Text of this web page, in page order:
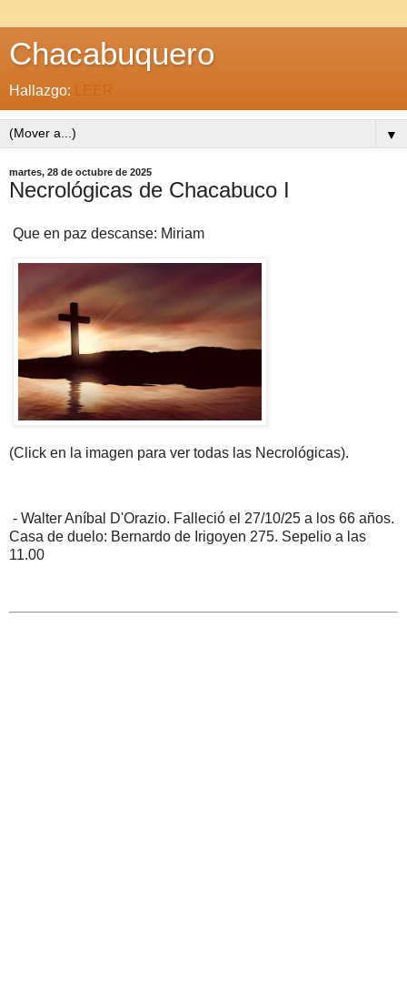
Chacabuquero
Hallazgo: LEER
▼
martes, 28 de octubre de 2025
Necrológicas de Chacabuco I
Que en paz descanse: Miriam
(Click en la imagen para ver todas las Necrológicas).
- Walter Aníbal D'Orazio. Falleció el 27/10/25 a los 66 años.
Casa de duelo: Bernardo de Irigoyen 275. Sepelio a las
11.00